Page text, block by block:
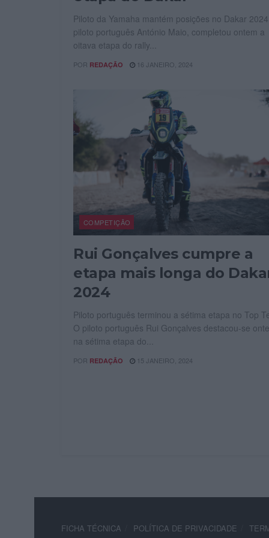
Piloto da Yamaha mantém posições no Dakar
piloto português António Maio, completou ontem a
oitava etapa do rally...
POR REDAÇÃO 16 JANEIRO, 2024
COMPETIÇÃO
Rui Gonçalves cumpre a
etapa mais longa do
2024
Piloto português terminou a sétima etapa no Top
O piloto português Rui Gonçalves destacou-se
na sétima etapa do...
POR REDAÇÃO 15 JANEIRO, 2024
FICHA TÉCNICA POLÍTICA DE PRIVACIDADE